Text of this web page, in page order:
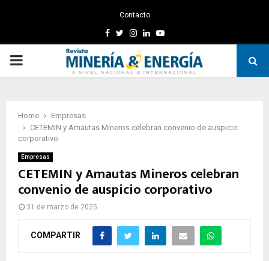
Contacto
Facebook
TwitterInstagram
LinkedinYoutube
PRIMARY
Home
Empresas
CETEMIN y Amautas Mineros celebran convenio de auspicio
corporativo
Empresas
CETEMIN y Amautas Mineros celebran
convenio de auspicio corporativo
31 de marzo de 2025
COMPARTIR